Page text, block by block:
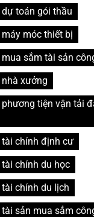
toán gói thầu
móc thiết bị
sắm tài sản
xưởng
tiện vận tải
chính định cư
chính du học
chính du lịch
sản mua sắm